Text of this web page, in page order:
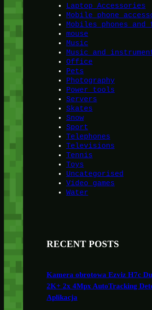
Laptop Accessories
Mobile phone
Mobiles phones and
mouse
Music
Music and
Office
Pets
Photography
Power tools
Servers
Skates
Snow
Sport
Telephones
Televisions
Tennis
Toys
Uncategorised
Video games
Water
RECENT POSTS
Kamera obrotowa Ezviz H7c
2K+ 2x 4Mpx AutoTracking
Aplikacja